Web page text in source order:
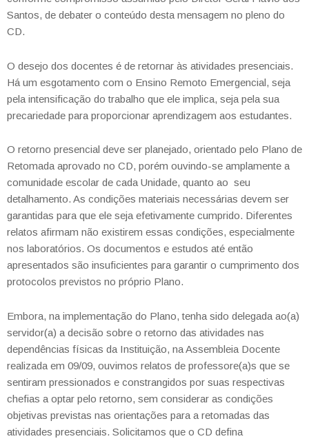
Santos, de debater o conteúdo desta mensagem no pleno do
CD.
O desejo dos docentes é de retornar às atividades presenciais.
Há um esgotamento com o Ensino Remoto Emergencial, seja
pela intensificação do trabalho que ele implica, seja pela sua
precariedade para proporcionar aprendizagem aos estudantes.
O retorno presencial deve ser planejado, orientado pelo Plano de
Retomada aprovado no CD, porém ouvindo-se amplamente a
comunidade escolar de cada Unidade, quanto ao seu
detalhamento. As condições materiais necessárias devem ser
garantidas para que ele seja efetivamente cumprido. Diferentes
relatos afirmam não existirem essas condições, especialmente
nos laboratórios. Os documentos e estudos até então
apresentados são insuficientes para garantir o cumprimento dos
protocolos previstos no próprio Plano.
Embora, na implementação do Plano, tenha sido delegada ao(a)
servidor(a) a decisão sobre o retorno das atividades nas
dependências físicas da Instituição, na Assembleia Docente
realizada em 09/09, ouvimos relatos de professore(a)s que se
sentiram pressionados e constrangidos por suas respectivas
chefias a optar pelo retorno, sem considerar as condições
objetivas previstas nas orientações para a retomadas das
atividades presenciais. Solicitamos que o CD defina